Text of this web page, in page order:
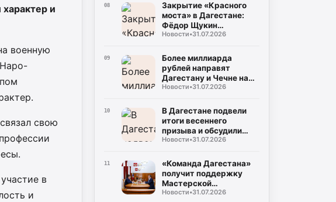
и
военную
свою
в
и
08
Закрытие «Красного
моста» в Дагестане:
Фёдор Щукин
потребовал ускорить
Новости•31.07.2026
09
Более миллиарда
рублей направят
Дагестану и Чечне на
помощь пострадавшим
Новости•31.07.2026
10
В Дагестане подвели
итоги весеннего
призыва и обсудили
набор на контрактную
Новости•31.07.2026
11
«Команда Дагестана»
получит поддержку
Мастерской
управления «Сенеж»
Новости•31.07.2026